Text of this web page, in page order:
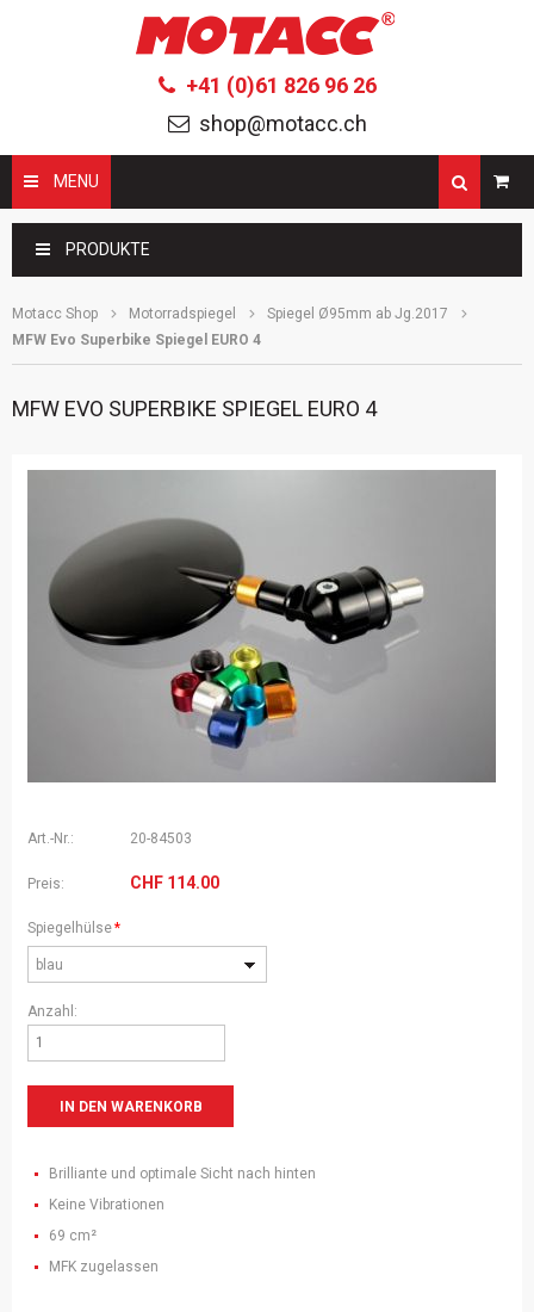
+41 (0)61 826 96 26
shop@motacc.ch
MENU Suchbegriffe
PRODUKTE
Motacc Shop Motorradspiegel
Spiegel Ø95mm ab Jg.2017
MFW Evo Superbike Spiegel EURO 4
MFW EVO SUPERBIKE SPIEGEL EURO 4
Art.-Nr.: 20-84503
Preis: CHF 114.00
Pflichtfeld
Spiegelhülse*
blau
Anzahl:
Brilliante und optimale Sicht nach hinten
Keine Vibrationen
69 cm²
MFK zugelassen